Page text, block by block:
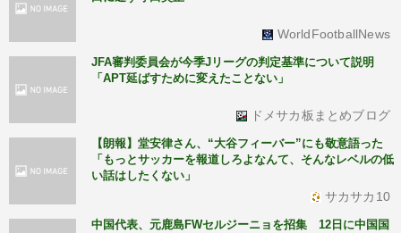
WorldFootballNews
JFA審判委員会が今季Jリーグの判定基準について説明
「APT延ばすために変えたことない」
ドメサカ板まとめブログ
【朗報】堂安律さん、“大谷フィーバー”にも敬意語った
「もっとサッカーを報道しろよなんて、そんなレベルの低
い話はしたくない」
サカサカ10
中国代表、元鹿島FWセルジーニョを招集 12日に中国国